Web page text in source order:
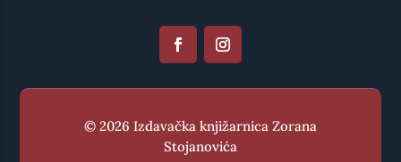
© 2026 Izdavačka knjižarnica Zorana
Stojanovića